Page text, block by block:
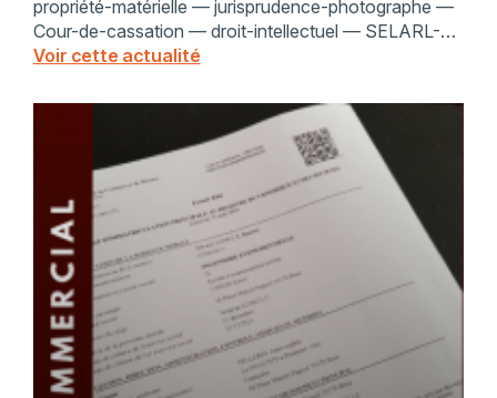
propriété-matérielle — jurisprudence-photographe —
Cour-de-cassation — droit-intellectuel — SELARL-
Philippe-Gonet — magazine-Lui — contrat-
Voir cette actualité